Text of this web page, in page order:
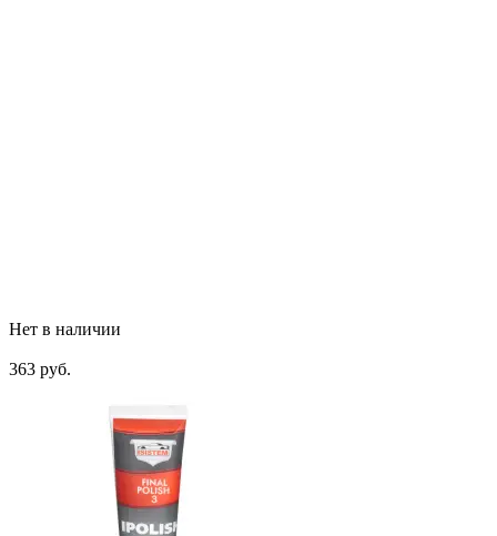
Нет в наличии
363 руб.